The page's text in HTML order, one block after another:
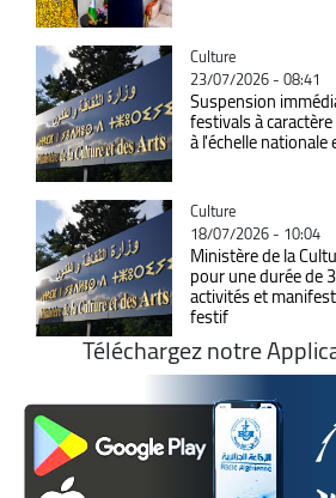
Catégorie
Culture
23/07/2026 - 08:41
Suspension
festivals à
à l'échelle
Catégorie
Culture
18/07/2026 - 10:04
Ministère de la
pour une durée de
activités et
festif
Téléchargez notre